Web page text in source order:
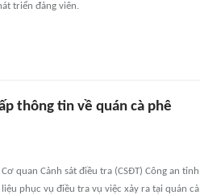
triển đảng viên.
thông tin về quán cà phê
quan Cảnh sát điều tra (CSĐT) Công an tỉnh
phục vụ điều tra vụ việc xảy ra tại quán cà